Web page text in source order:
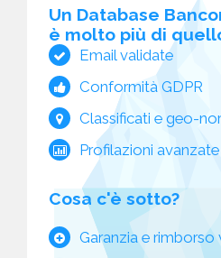
Un Database
è molto più di
Email validate
Conformità GDPR
Classificati e geo-
Profilazioni
Cosa c'è sotto?
Garanzia e rimborso